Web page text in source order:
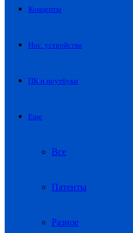
Концепты
Нос. устройства
ПК и ноутбуки
Еще
Все
Патенты
Разное